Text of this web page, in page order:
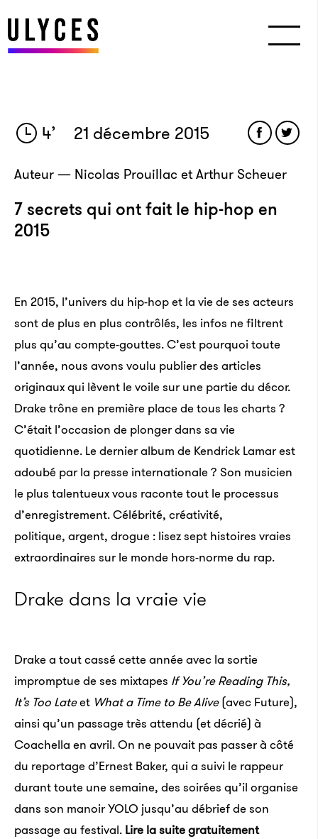
4’ 21 décembre 2015
Auteur — Nicolas Prouillac et Arthur Scheuer
7 secrets qui ont fait le hip-hop en
2015
En 2015, l’univers du hip-hop et la vie de ses acteurs
sont de plus en plus contrôlés, les infos ne filtrent
plus qu’au compte-gouttes. C’est pourquoi toute
l’année, nous avons voulu publier des articles
originaux qui lèvent le voile sur une partie du décor.
Drake trône en première place de tous les charts ?
C’était l’occasion de plonger dans sa vie
quotidienne. Le dernier album de Kendrick Lamar est
adoubé par la presse internationale ? Son musicien
le plus talentueux vous raconte tout le processus
d’enregistrement. Célébrité, créativité,
politique, argent, drogue : lisez sept histoires vraies
extraordinaires sur le monde hors-norme du rap.
Drake dans la vraie vie
Drake a tout cassé cette année avec la sortie
impromptue de ses mixtapes If You’re Reading This,
It’s Too Lateet What a Time to Be Alive(avec Future),
ainsi qu’un passage très attendu (et décrié) à
Coachella en avril. On ne pouvait pas passer à côté
du reportage d’Ernest Baker, qui a suivi le rappeur
durant toute une semaine, des soirées qu’il organise
dans son manoir YOLO jusqu’au débrief de son
passage au festival. Lire la suite gratuitement